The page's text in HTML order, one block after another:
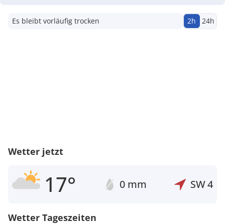
Es bleibt vorläufig trocken 2h 24h
Wetter jetzt
17° 0 mm SW4
Wetter Tageszeiten